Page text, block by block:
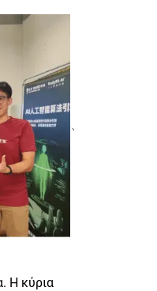
、
Η κύρια